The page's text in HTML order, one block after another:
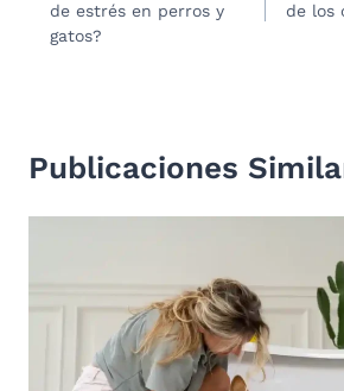
entradas
de estrés en perros y
gatos?
de los
Publicaciones